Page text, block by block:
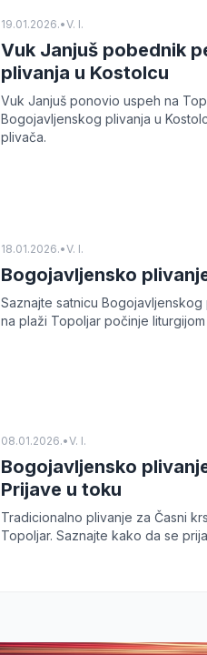
19.01.2026.•V. I.
Vuk Janjuš pobednik
plivanja u Kostolcu
Vuk Janjuš ponovio uspeh na
Bogojavljenskog plivanja u
plivača.
18.01.2026.•V. I.
Bogojavljensko
Saznajte satnicu Bogojavljenskog
na plaži Topoljar počinje
08.01.2026.•V. I.
Bogojavljensko
Prijave u toku
Tradicionalno plivanje za Časni
Topoljar. Saznajte kako da se